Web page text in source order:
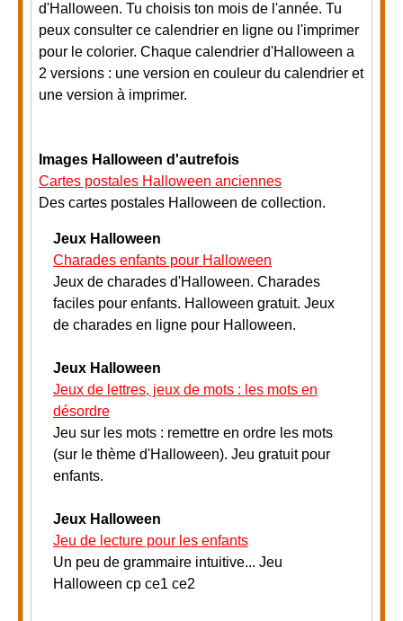
d'Halloween. Tu choisis ton mois de l'année. Tu
peux consulter ce calendrier en ligne ou l'imprimer
pour le colorier. Chaque calendrier d'Halloween a
2 versions : une version en couleur du calendrier et
une version à imprimer.
Images Halloween d'autrefois
Cartes postales Halloween anciennes
Des cartes postales Halloween de collection.
Jeux Halloween
Charades enfants pour Halloween
Jeux de charades d'Halloween. Charades
faciles pour enfants. Halloween gratuit. Jeux
de charades en ligne pour Halloween.
Jeux Halloween
Jeux de lettres, jeux de mots : les mots en
désordre
Jeu sur les mots : remettre en ordre les mots
(sur le thème d'Halloween). Jeu gratuit pour
enfants.
Jeux Halloween
Jeu de lecture pour les enfants
Un peu de grammaire intuitive... Jeu
Halloween cp ce1 ce2